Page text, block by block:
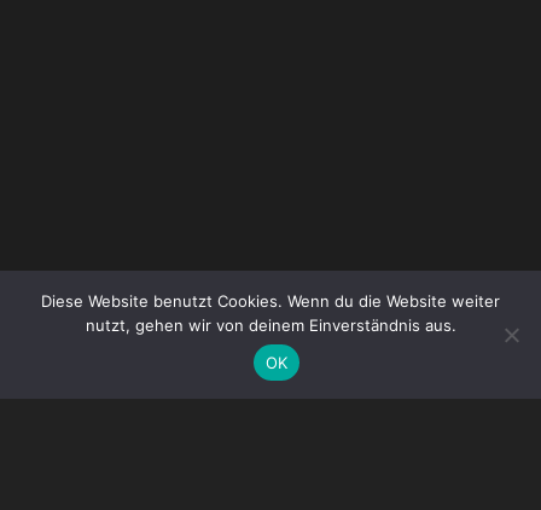
DE
Diese Website benutzt Cookies. Wenn du die Website weiter
nutzt, gehen wir von deinem Einverständnis aus.
OK